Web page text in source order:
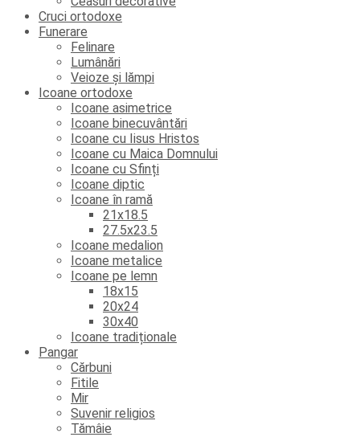
Cruci ortodoxe
Funerare
Felinare
Lumânări
Veioze și lămpi
Icoane ortodoxe
Icoane asimetrice
Icoane binecuvântări
Icoane cu Iisus Hristos
Icoane cu Maica Domnului
Icoane cu Sfinți
Icoane diptic
Icoane în ramă
21x18.5
27.5x23.5
Icoane medalion
Icoane metalice
Icoane pe lemn
18x15
20x24
30x40
Icoane tradiționale
Pangar
Cărbuni
Fitile
Mir
Suvenir religios
Tămâie